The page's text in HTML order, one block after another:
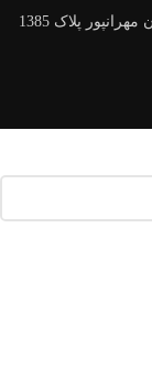
تهران، نارمک، خیابان شهید مدنی پایین‌تر از خیابان مهرانپور پلاک 1385